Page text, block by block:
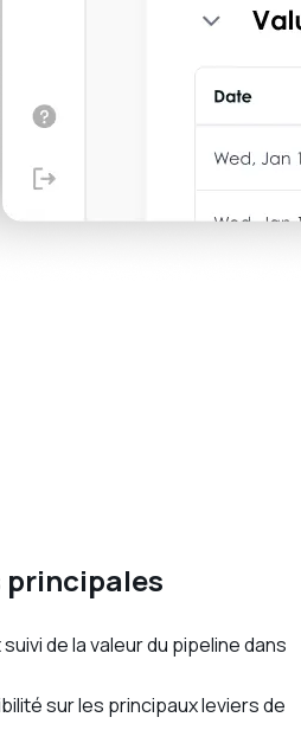
de la valeur du pipeline dans
sur les principaux leviers de